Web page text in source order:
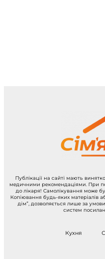
Публікації на сайті мають
медичними рекомендаціями. При
до лікаря! Самолікування може
Копіювання будь-яких матеріалів
дім”, дозволяється лише за
систем
Кухня